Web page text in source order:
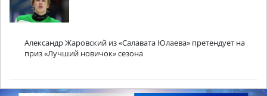
Александр Жаровский из «Салавата Юлаева» претендует на
приз «Лучший новичок» сезона